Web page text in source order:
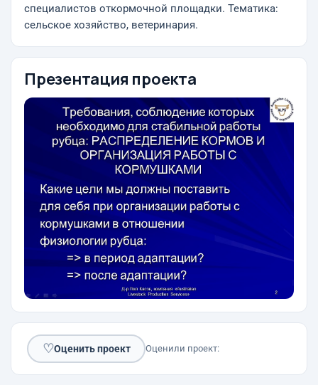
специалистов откормочной площадки. Тематика:
сельское хозяйство, ветеринария.
Презентация проекта
♡Оценить проект Оценили проект: